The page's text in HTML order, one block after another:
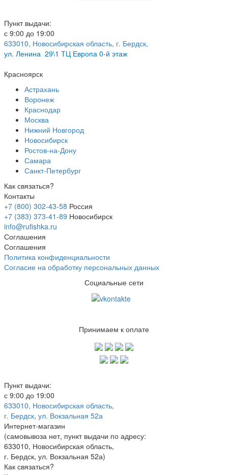
Пункт выдачи:
с 9:00 до 19:00
633010, Новосибирская область, г. Бердск,
ул. Ленина 29\1 ТЦ Европа 0-й этаж
Красноярск
Астрахань
Воронеж
Краснодар
Москва
Нижний Новгород
Новосибирск
Ростов-на-Дону
Самара
Санкт-Петербург
Как связаться?
Контакты
+7 (800) 302-43-58 Россия
+7 (383) 373-41-89 Новосибирск
info@rufishka.ru
Соглашения
Соглашения
Политика конфиденциальности
Согласие на обработку персональных данных
Социальные сети
Принимаем к оплате
Пункт выдачи:
с 9:00 до 19:00
633010, Новосибирская область,
г. Бердск, ул. Вокзальная 52а
Интернет-магазин
(самовывоза нет, пункт выдачи по адресу:
633010, Новосибирская область,
г. Бердск, ул. Вокзальная 52а)
Как связаться?